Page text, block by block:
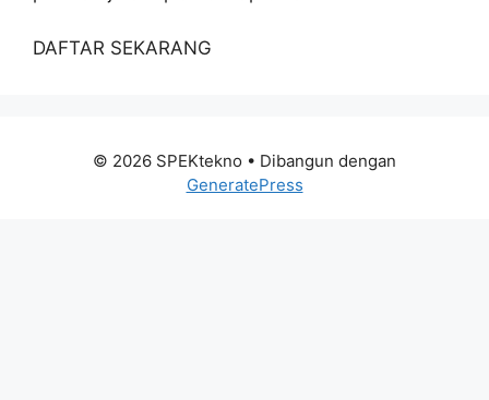
DAFTAR SEKARANG
© 2026 SPEKtekno • Dibangun dengan
GeneratePress